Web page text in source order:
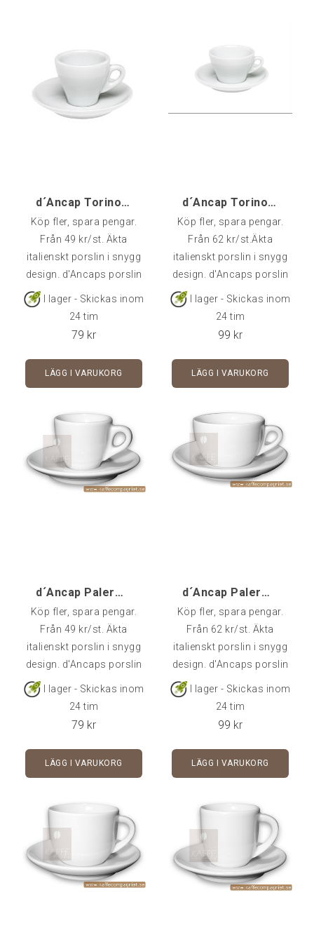
d´Ancap Torino Espresso
Köp fler, spara pengar.
Från 49 kr/st. Äkta
italienskt porslin i snygg
design. d'Ancaps porslin
är av väldigt hög kvalitet
och klarar många års
Fat ingår i priset.Går att
köpa styckvis, i 6-pack
I lager - Skickas inom
24 tim
79 kr
LÄGG I VARUKORG
d´Ancap Torino Cappuccino
Köp fler, spara pengar.
Från 62 kr/st.Äkta
italienskt porslin i snygg
design. d'Ancaps porslin
är av väldigt hög kvalitet
och klarar många års
Fat ingår i priset.Går att
köpa styckvis, i 6-pack
I lager - Skickas inom
24 tim
99 kr
LÄGG I VARUKORG
d´Ancap Palermo Espresso - 1 st
Köp fler, spara pengar.
Från 49 kr/st. Äkta
italienskt porslin i snygg
design. d'Ancaps porslin
är av väldigt hög kvalitet
och klarar många års
Fat ingår i priset.Går att
köpa styckvis, i 6-pack
I lager - Skickas inom
24 tim
79 kr
LÄGG I VARUKORG
d´Ancap Palermo Cappuccino Competition - 1 st
Köp fler, spara pengar.
Från 62 kr/st. Äkta
italienskt porslin i snygg
design. d'Ancaps porslin
är av väldigt hög kvalitet
och klarar många års
tävlingskopp från
Baristacup.Rymmer 15 cl
priset.Kommer styckvis, i
6-pack eller 24-pack.
I lager - Skickas inom
24 tim
99 kr
LÄGG I VARUKORG